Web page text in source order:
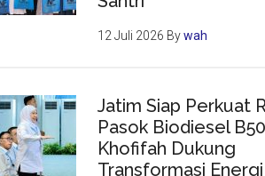
12 Juli 2026 Bywah
Jatim Siap Perkuat
Pasok Biodiesel
Khofifah Dukung
Transformasi Energi